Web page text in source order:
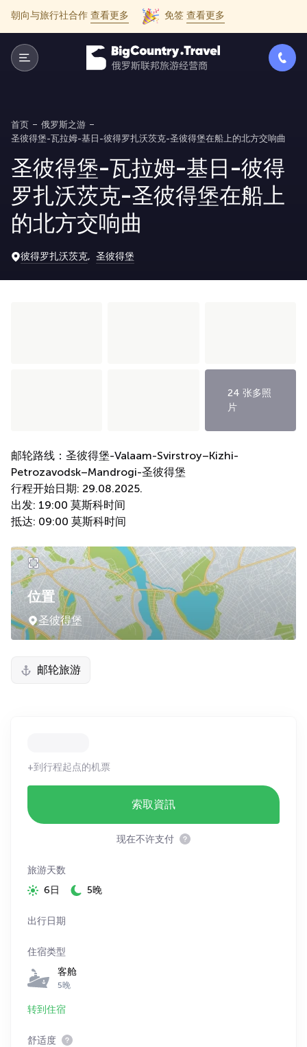
朝向与旅行社合作 查看更多 免签 查看更多
首页
俄罗斯之游
圣彼得堡-瓦拉姆-基日-彼得罗扎沃茨克-圣彼得堡在船上的北方交响曲
圣彼得堡-瓦拉姆-基日-彼得
罗扎沃茨克-圣彼得堡在船上
的北方交响曲
彼得罗扎沃茨克 圣彼得堡
24 张多照
片
邮轮路线：圣彼得堡-Valaam-Svirstroy–Kizhi-
Petrozavodsk–Mandrogi-圣彼得堡
行程开始日期: 29.08.2025.
出发: 19:00 莫斯科时间
抵达: 09:00 莫斯科时间
位置
圣彼得堡
邮轮旅游
+到行程起点的机票
索取資訊
现在不许支付
旅游天数
6日
5晚
出行日期
住宿类型
客舱
5晚
转到住宿
舒适度